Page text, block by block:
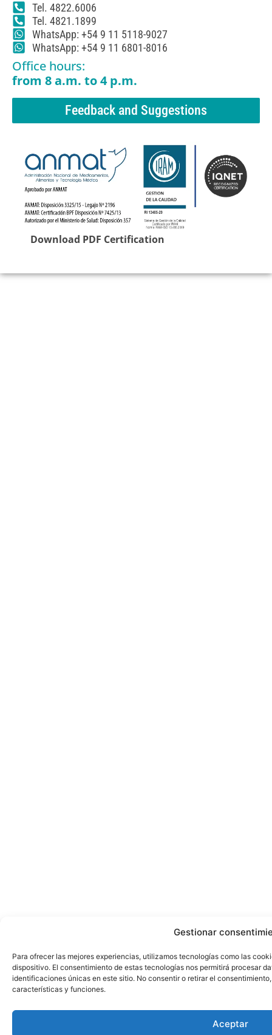
Gestionar
Para ofrecer las mejores experiencias, utilizamos tecnologías como las
dispositivo. El consentimiento de estas tecnologías nos permitirá procesar
identificaciones únicas en este sitio. No consentir o retirar el
características y funciones.
Aceptar
Tel. 4822.6006
Tel. 4821.1899
WhatsApp: +54 9 11 5118-9027
WhatsApp: +54 9 11 6801-8016
Office hours:
from 8 a.m. to 4 p.m.
Feedback and Suggestions
Download PDF Certification